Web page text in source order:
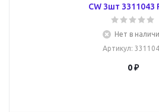
CW 3шт 3311043
Нет в
Артикул:
0 ₽